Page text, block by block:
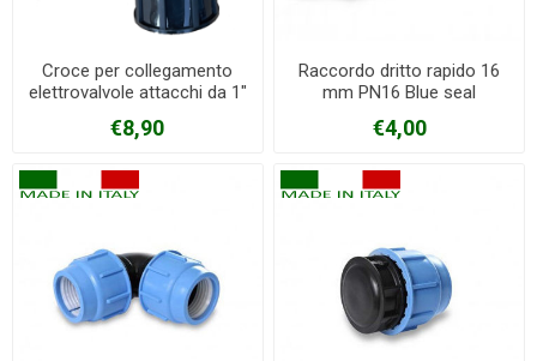
Croce per collegamento
elettrovalvole attacchi da 1"
€8,90
Raccordo dritto rapido 16
mm PN16 Blue seal
€4,00